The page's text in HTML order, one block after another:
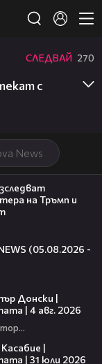
News
СЛЕДВАЙ 270
с
на Тръмп и
(05.08.2026 -
Донски |
| 4 авг. 2026
Черешката на тортата
|
| 31 юли 2026